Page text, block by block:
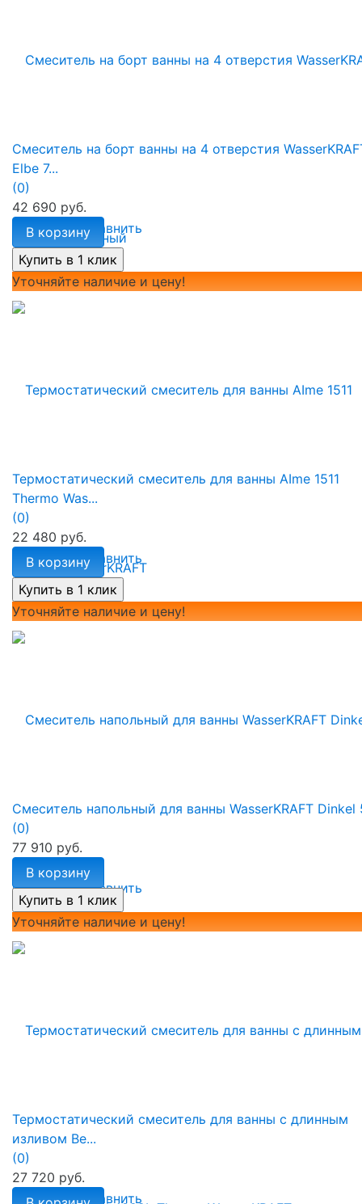
избранное сравнить
Смеситель на борт ванны на 4 отверстия
Elbe 7...
(0)
42 690 руб.
В корзину
Уточняйте наличие и цену!
избранное сравнить
Термостатический смеситель для ванны АIme 1511
Thermo Was...
(0)
22 480 руб.
В корзину
Уточняйте наличие и цену!
избранное сравнить
Смеситель напольный для ванны WasserKRAFT Dinkel
(0)
77 910 руб.
В корзину
Уточняйте наличие и цену!
избранное сравнить
Термостатический смеситель для ванны с длинным
изливом Be...
(0)
27 720 руб.